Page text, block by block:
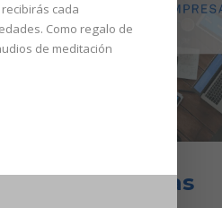
en empresas
cada
Como regalo de
de meditación